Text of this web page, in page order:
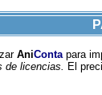
AniContapara
de licencias. El